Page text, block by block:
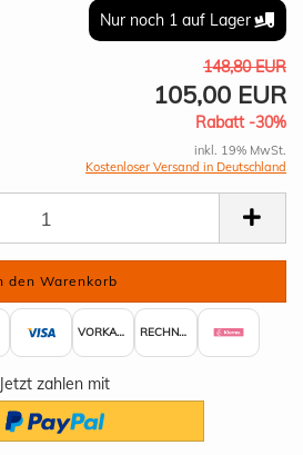
Nur noch 1 auf Lager
148,80 EUR
105,00 EUR
Rabatt -30%
inkl. 19% MwSt.
Kostenloser Versand in Deutschland
VORKASSE RECHNUNG
Jetzt zahlen mit